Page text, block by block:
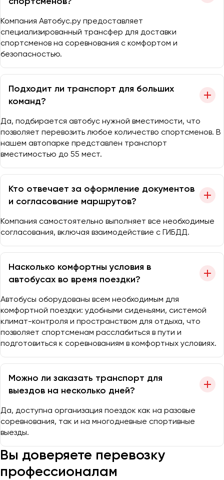
Компания Автобус.ру предоставляет
специализированный трансфер для доставки
спортсменов на соревнования с комфортом и
безопасностью.
Подходит ли транспорт для больших
команд?
Да, подбирается автобус нужной вместимости, что
позволяет перевозить любое количество спортсменов. В
нашем автопарке представлен транспорт
вместимостью до 55 мест.
Кто отвечает за оформление документов
и согласование маршрутов?
Компания самостоятельно выполняет все необходимые
согласования, включая взаимодействие с ГИБДД.
Насколько комфортны условия в
автобусах во время поездки?
Автобусы оборудованы всем необходимым для
комфортной поездки: удобными сиденьями, системой
климат-контроля и пространством для отдыха, что
позволяет спортсменам расслабиться в пути и
подготовиться к соревнованиям в комфортных условиях.
Можно ли заказать транспорт для
выездов на несколько дней?
Да, доступна организация поездок как на разовые
соревнования, так и на многодневные спортивные
выезды.
Вы доверяете перевозку
профессионалам